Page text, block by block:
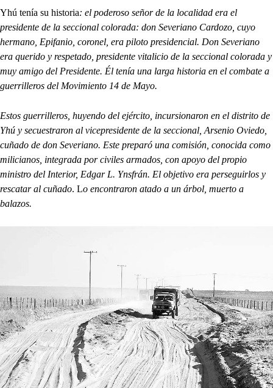
Yhú tenía su historia: el poderoso señor de la localidad era el
presidente de la seccional colorada: don Severiano Cardozo, cuyo
hermano, Epifanio, coronel, era piloto presidencial. Don Severiano
era querido y respetado, presidente vitalicio de la seccional colorada y
muy amigo del Presidente. Él tenía una larga historia en el combate a
guerrilleros del Movimiento 14 de Mayo.
Estos guerrilleros, huyendo del ejército, incursionaron en el distrito de
Yhú y secuestraron al vicepresidente de la seccional, Arsenio Oviedo,
cuñado de don Severiano. Este preparó una comisión, conocida como
milicianos, integrada por civiles armados, con apoyo del propio
ministro del Interior, Edgar L. Ynsfrán. El objetivo era perseguirlos y
rescatar al cuñado. Lo encontraron atado a un árbol, muerto a
balazos.